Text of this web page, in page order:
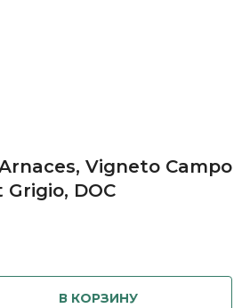
Vigneto Campo
DOC
В КОРЗИНУ